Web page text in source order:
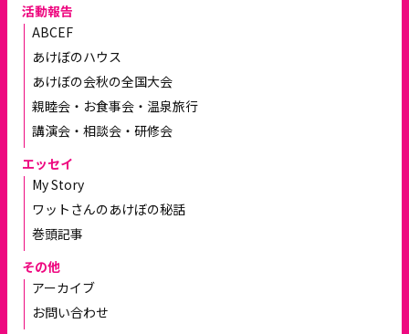
活動報告
ABCEF
あけぼのハウス
あけぼの会秋の全国大会
親睦会・お食事会・温泉旅行
講演会・相談会・研修会
エッセイ
My Story
ワットさんのあけぼの秘話
巻頭記事
その他
アーカイブ
お問い合わせ